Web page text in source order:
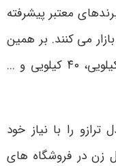
معتبر پیشرفته‌
می‌ کنند. بر همین
اساس شما می ‌توانید مدل‌ های ۷۰ کیلویی، ۴۰ کیلویی و ...
ترازو را با نیاز خود
زن در فروشگاه‌ های